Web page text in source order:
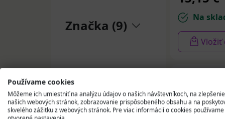
podporuje
pomáha
vhodná
Maitake,
glukózy a
hormonálnej
Značka (9)
Na
Vložiť
Používame cookies
Môžeme ich umiestniť na analýzu údajov o našich návštevníkoch, na zlepšenie
našich webových stránok, zobrazovanie prispôsobeného obsahu a na
skvelého zážitku z webových stránok. Pre viac informácií o cookies používame